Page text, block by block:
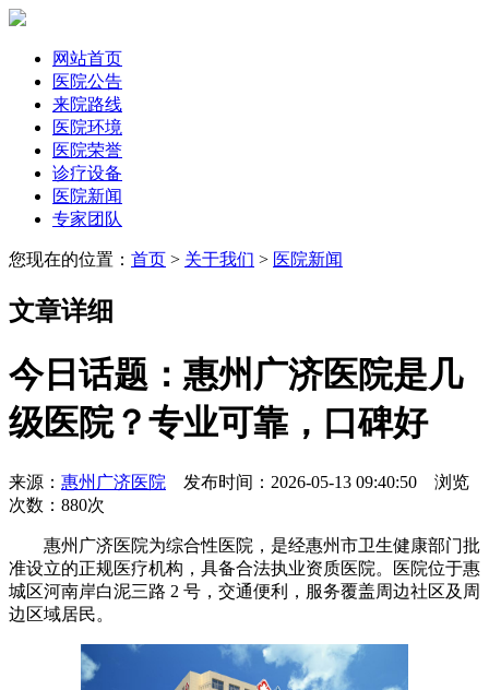
网站首页
医院公告
来院路线
医院环境
医院荣誉
诊疗设备
医院新闻
专家团队
您现在的位置： 首页 > 关于我们 > 医院新闻
文章详细
今日话题：惠州广济医院是几
级医院？专业可靠，口碑好
来源： 惠州广济医院 发布时间：2026-05-13 09:40:50 浏览
次数： 880次
惠州广济医院为综合性医院，是经惠州市卫生健康部门批
准设立的正规医疗机构，具备合法执业资质医院。医院位于惠
城区河南岸白泥三路 2 号，交通便利，服务覆盖周边社区及周
边区域居民。